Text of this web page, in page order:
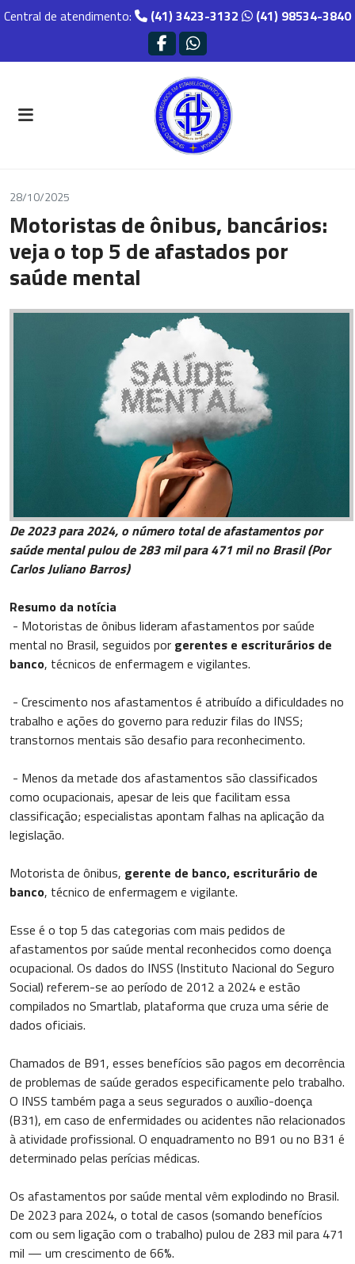
Central de atendimento: (41) 3423-3132 (41) 98534-3840
28/10/2025
Motoristas de ônibus, bancários:
veja o top 5 de afastados por
saúde mental
De 2023 para 2024, o número total de afastamentos por
saúde mental pulou de 283 mil para 471 mil no Brasil (Por
Carlos Juliano Barros)
Resumo da notícia
- Motoristas de ônibus lideram afastamentos por saúde
mental no Brasil, seguidos por gerentes e escriturários de
banco, técnicos de enfermagem e vigilantes.
- Crescimento nos afastamentos é atribuído a dificuldades no
trabalho e ações do governo para reduzir filas do INSS;
transtornos mentais são desafio para reconhecimento.
- Menos da metade dos afastamentos são classificados
como ocupacionais, apesar de leis que facilitam essa
classificação; especialistas apontam falhas na aplicação da
legislação.
Motorista de ônibus, gerente de banco, escriturário de
banco, técnico de enfermagem e vigilante.
Esse é o top 5 das categorias com mais pedidos de
afastamentos por saúde mental reconhecidos como doença
ocupacional. Os dados do INSS (Instituto Nacional do Seguro
Social) referem-se ao período de 2012 a 2024 e estão
compilados no Smartlab, plataforma que cruza uma série de
dados oficiais.
Chamados de B91, esses benefícios são pagos em decorrência
de problemas de saúde gerados especificamente pelo trabalho.
O INSS também paga a seus segurados o auxílio-doença
(B31), em caso de enfermidades ou acidentes não relacionados
à atividade profissional. O enquadramento no B91 ou no B31 é
determinado pelas perícias médicas.
Os afastamentos por saúde mental vêm explodindo no Brasil.
De 2023 para 2024, o total de casos (somando benefícios
com ou sem ligação com o trabalho) pulou de 283 mil para 471
mil — um crescimento de 66%.